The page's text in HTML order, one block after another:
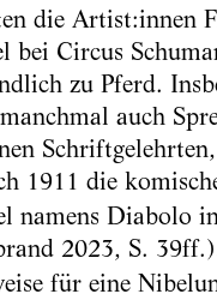
die Artist:innen
Circus
zu Pferd.
auch
1911 die
namens Diabolo
2023, S.
für eine